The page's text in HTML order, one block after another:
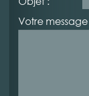
Votre